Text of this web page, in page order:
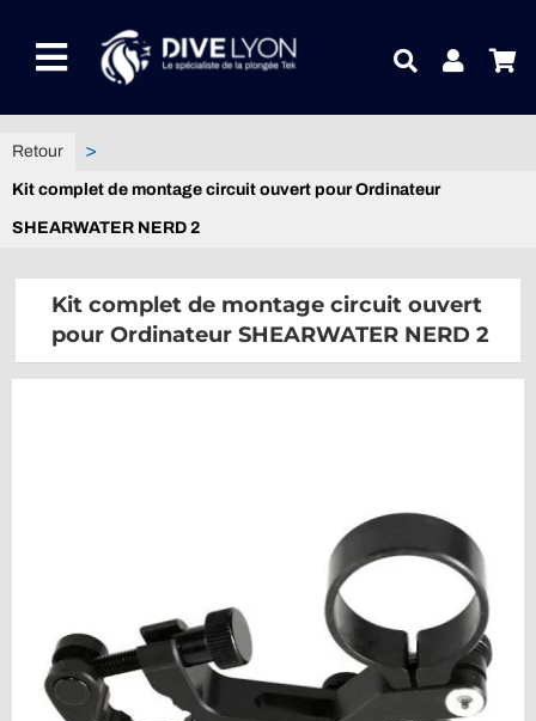
contenuToggle
Navigation
NOTRE UNIVERS PRODUITS
IDEES CADEAUX
Kit complet de montage circuit ouvert pour Ordinateur
SHEARWATER NERD 2
Kit complet de montage circuit ouvert
pour Ordinateur SHEARWATER NERD 2